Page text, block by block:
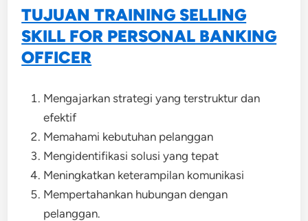
TUJUAN TRAINING SELLING
SKILL FOR PERSONAL BANKING
OFFICER
Mengajarkan strategi yang terstruktur dan
efektif
Memahami kebutuhan pelanggan
Mengidentifikasi solusi yang tepat
Meningkatkan keterampilan komunikasi
Mempertahankan hubungan dengan
pelanggan.